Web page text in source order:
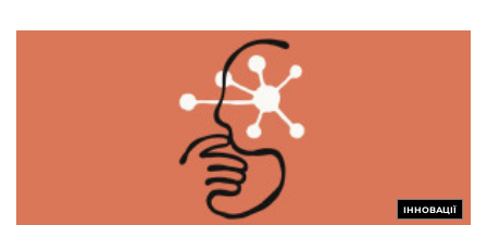
ІННОВАЦІЇ